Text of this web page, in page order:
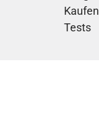
Kaufen
Tests